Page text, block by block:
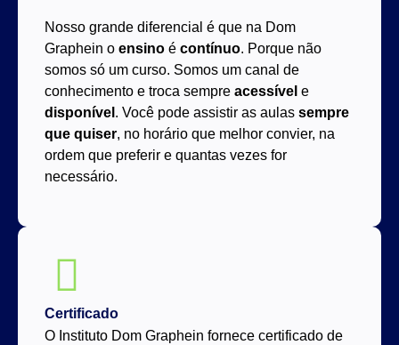
Nosso grande diferencial é que na Dom
Graphein o ensino é contínuo. Porque não
somos só um curso. Somos um canal de
conhecimento e troca sempre acessível e
disponível . Você pode assistir as aulas sempre
que quiser, no horário que melhor convier, na
ordem que preferir e quantas vezes for
necessário.
Certificado
O Instituto Dom Graphein fornece certificado de